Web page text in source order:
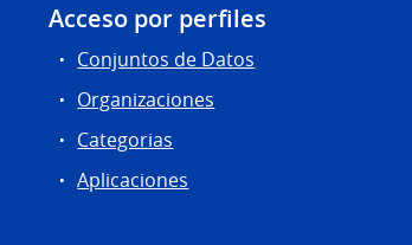
Acceso por perfiles
Conjuntos de Datos
Organizaciones
Categorias
Aplicaciones